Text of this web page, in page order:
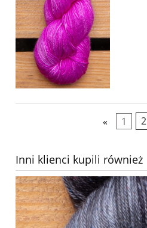
« 1 2
Inni klienci kupili również